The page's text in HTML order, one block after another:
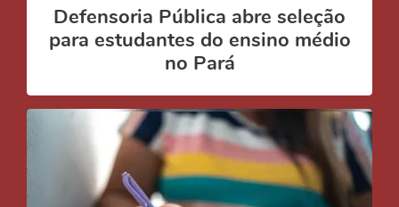
Defensoria Pública abre seleção
para estudantes do ensino médio
no Pará